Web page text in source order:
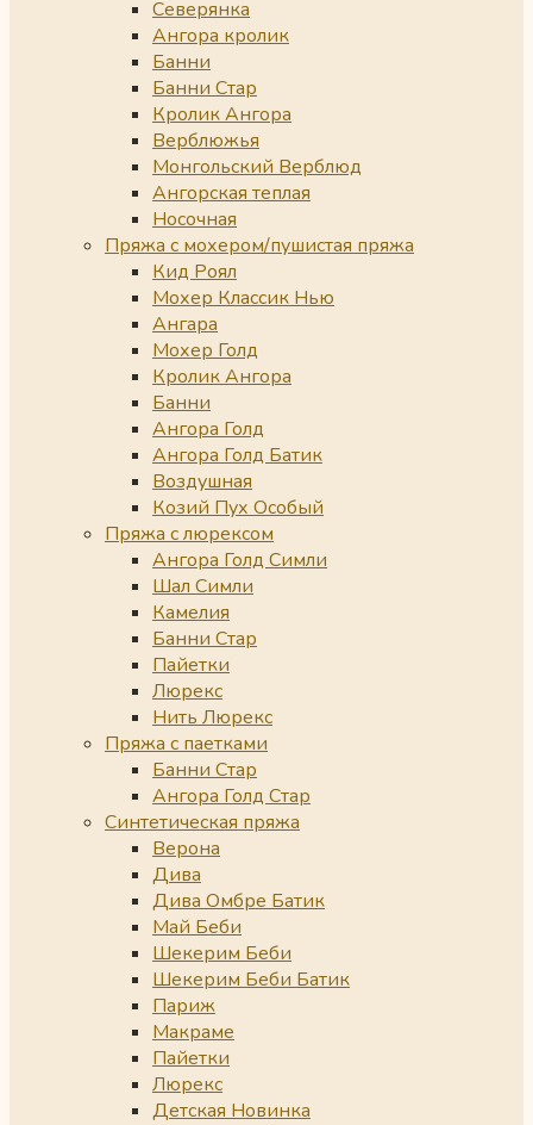
Северянка
Ангора кролик
Банни
Банни Стар
Кролик Ангора
Верблюжья
Монгольский Верблюд
Ангорская теплая
Носочная
Пряжа с мохером/пушистая пряжа
Кид Роял
Мохер Классик Нью
Ангара
Мохер Голд
Кролик Ангора
Банни
Ангора Голд
Ангора Голд Батик
Воздушная
Козий Пух Особый
Пряжа с люрексом
Ангора Голд Симли
Шал Симли
Камелия
Банни Стар
Пайетки
Люрекс
Нить Люрекс
Пряжа с паетками
Банни Стар
Ангора Голд Стар
Синтетическая пряжа
Верона
Дива
Дива Омбре Батик
Май Беби
Шекерим Беби
Шекерим Беби Батик
Париж
Макраме
Пайетки
Люрекс
Детская Новинка